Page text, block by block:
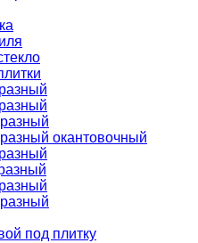
окантовочный
под плитку